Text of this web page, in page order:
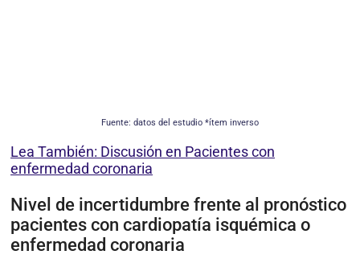
Fuente: datos del estudio *ítem inverso
Lea También: Discusión en Pacientes con
enfermedad coronaria
Nivel de incertidumbre frente al pronóstico
pacientes con cardiopatía isquémica o
enfermedad coronaria